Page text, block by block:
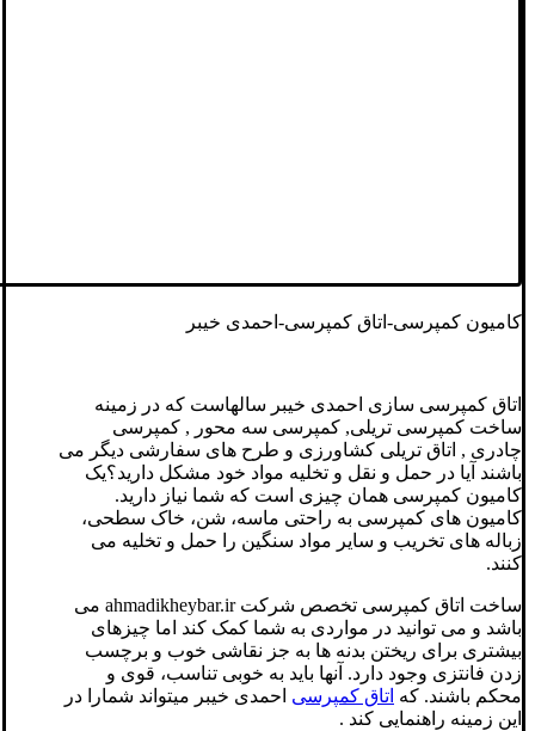
کامیون کمپرسی-اتاق کمپرسی-احمدی خیبر
اتاق کمپرسی سازی احمدی خیبر سالهاست که در زمینه
ساخت کمپرسی تریلی, کمپرسی سه محور , کمپرسی
چادری , اتاق تریلی کشاورزی و طرح های سفارشی دیگر می
باشند آیا در حمل و نقل و تخلیه مواد خود مشکل دارید؟یک
کامیون کمپرسی همان چیزی است که شما نیاز دارید.
کامیون های کمپرسی به راحتی ماسه، شن، خاک سطحی،
زباله های تخریب و سایر مواد سنگین را حمل و تخلیه می
کنند.
ساخت اتاق کمپرسی تخصص شرکت ahmadikheybar.ir می
باشد و می توانید در مواردی به شما کمک کند اما چیزهای
بیشتری برای ریختن بدنه ها به جز نقاشی خوب و برچسب
زدن فانتزی وجود دارد. آنها باید به خوبی تناسب، قوی و
محکم باشند. که اتاق کمپرسی احمدی خیبر میتواند شمارا در
این زمینه راهنمایی کند .